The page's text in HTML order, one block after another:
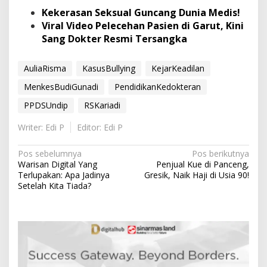
Kekerasan Seksual Guncang Dunia Medis!
Viral Video Pelecehan Pasien di Garut, Kini
Sang Dokter Resmi Tersangka
AuliaRisma KasusBullying
KejarKeadilan
MenkesBudiGunadi
PendidikanKedokteran
PPDSUndip
RSKariadi
Writer: Edi P
Editor: Edi P
N
a
v
g
Pos sebelumnya
Warisan Digital Yang
Terlupakan: Apa Jadinya
Setelah Kita Tiada?
Pos berikutnya
Penjual Kue di Panceng,
Gresik, Naik Haji di Usia 90!